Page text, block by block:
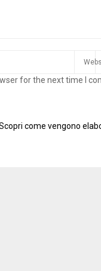
for the next time I
come vengono